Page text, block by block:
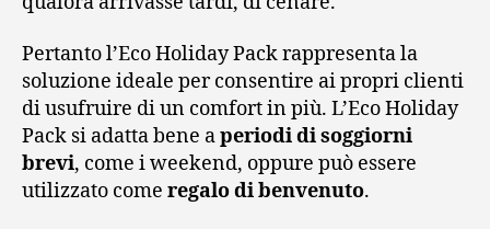
Pertanto l’Eco Holiday Pack rappresenta la
soluzione ideale per consentire ai propri clienti
di usufruire di un comfort in più. L’Eco Holiday
Pack si adatta bene aperiodi di soggiorni
brevi, come i weekend, oppure può essere
utilizzato come regalo di benvenuto.